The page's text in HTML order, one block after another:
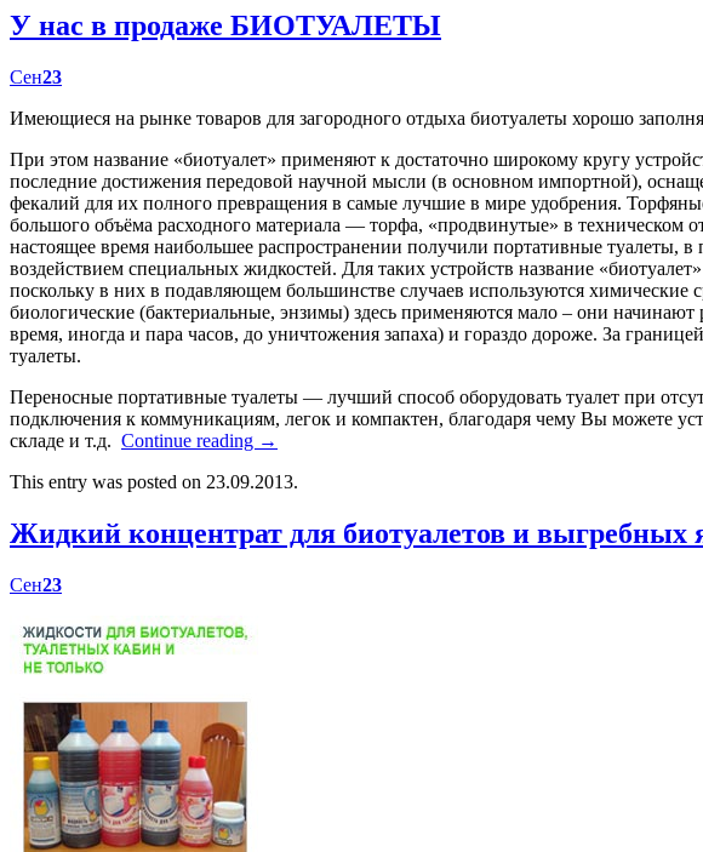
У нас в продаже БИОТУАЛЕТЫ
Сен23
Имеющиеся на рынке товаров для загородного отдыха биотуалеты хорошо
При этом название «биотуалет» применяют к достаточно широкому кругу
последние достижения передовой научной мысли (в основном импортной),
фекалий для их полного превращения в самые лучшие в мире удобрения.
большого объёма расходного материала — торфа, «продвинутые» в техническом
настоящее время наибольшее распространении получили портативные туалеты,
воздействием специальных жидкостей. Для таких устройств название
поскольку в них в подавляющем большинстве случаев используются химические
биологические (бактериальные, энзимы) здесь применяются мало – они
время, иногда и пара часов, до уничтожения запаха) и гораздо дороже. За
туалеты.
Переносные портативные туалеты — лучший способ оборудовать туалет при
подключения к коммуникациям, легок и компактен, благодаря чему Вы можете
складе и т.д. Continue reading →
This entry was posted on 23.09.2013.
Жидкий концентрат для биотуалетов и
Сен23